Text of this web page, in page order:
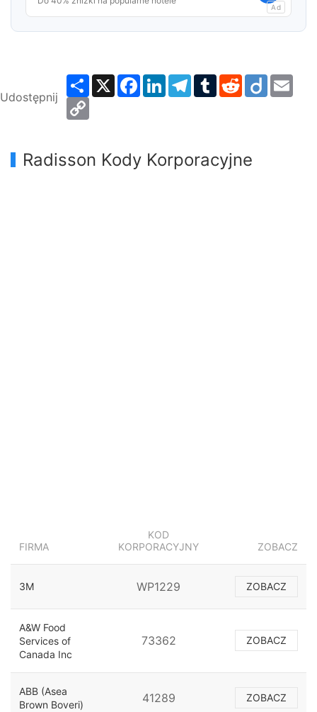
Ad
Udostępnij
ShareX Facebook
LinkedInTelegram
TumblrRedditDiigo
Radisson Kody Korporacyjne
FIRMA
KOD
KORPORACYJNY
ZOBACZ
3M WP1229 ZOBACZ
A&W Food
Services of
Canada Inc
73362 ZOBACZ
ABB (Asea
Brown Boveri)
41289 ZOBACZ